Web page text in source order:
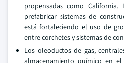
propensadas como California.
prefabricar sistemas de
está fortaleciendo el uso de
entre corchetes y sistemas de
Los oleoductos de gas,
almacenamiento químico en